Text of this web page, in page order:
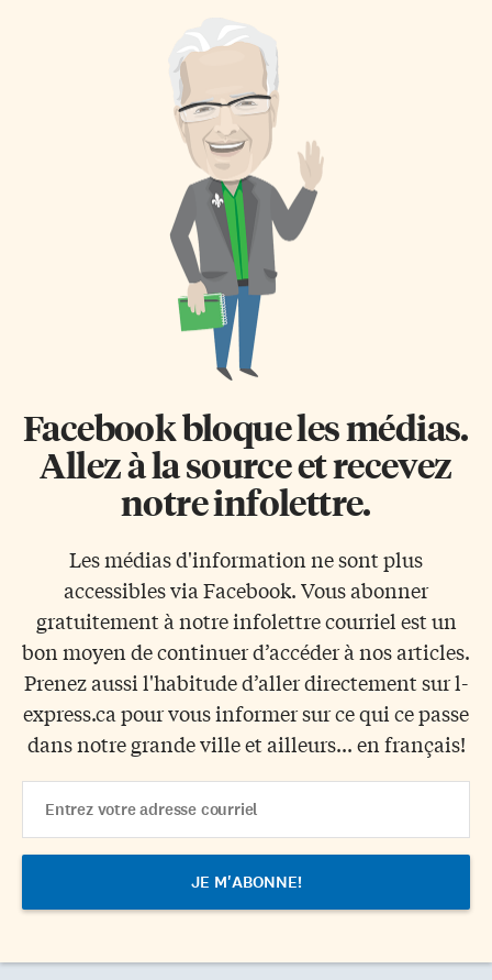
Facebook bloque les médias.
Allez à la source et recevez
notre infolettre.
Les médias d'information ne sont plus
accessibles via Facebook. Vous abonner
gratuitement à notre infolettre courriel est un
bon moyen de continuer d’accéder à nos articles.
Prenez aussi l'habitude d’aller directement sur l-
express.ca pour vous informer sur ce qui ce passe
dans notre grande ville et ailleurs... en français!
Address